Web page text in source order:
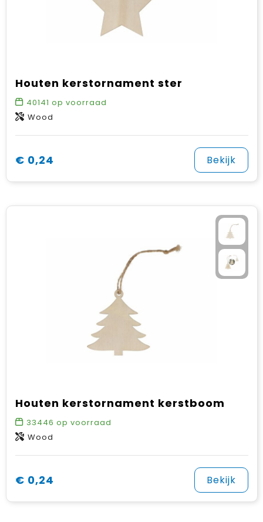
Houten kerstornament ster
40141 op voorraad
Wood
€ 0,24 Bekijk
Houten kerstornament kerstboom
33446 op voorraad
Wood
€ 0,24 Bekijk